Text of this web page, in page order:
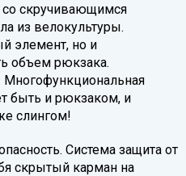
со скручивающимся
из велокультуры.
элемент, но и
объем рюкзака.
быть и рюкзаком, и
слингом!
Система защита от
скрытый карман на